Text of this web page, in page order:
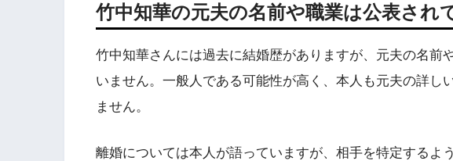
竹中知華の元夫の名前や職業は公表され
竹中知華さんには過去に結婚歴がありますが、元夫の名前
いません。一般人である可能性が高く、本人も元夫の詳し
ません。
離婚については本人が語っていますが、相手を特定するよ